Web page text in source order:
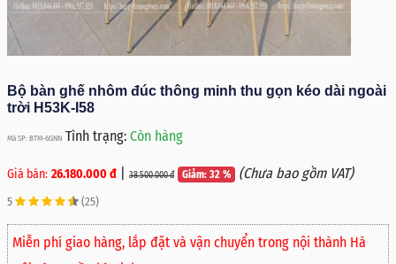
Bộ bàn ghế nhôm đúc thông minh thu gọn kéo dài ngoài
trời H53K-I58
Mã SP: BTM-6GNN Tình trạng: Còn hàng
Giá bán: 26.180.000 đ 38.500.000 đ Giảm: 32 % (Chưa bao gồm VAT)
5 (25)
Miễn phí giao hàng, lắp đặt và vận chuyển trong nội thành Hà